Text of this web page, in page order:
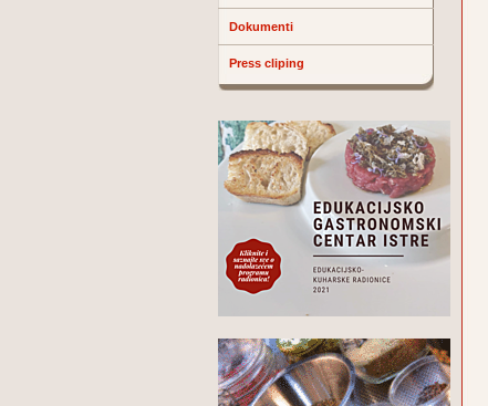
Dokumenti
Press cliping